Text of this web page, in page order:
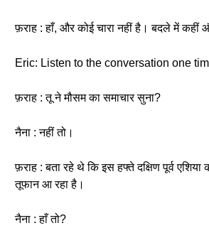
फ़राह : हाँ, और कोई चारा नहीं है। बदले में
Eric: Listen to the conversation one
फ़राह : तू ने मौसम का समाचार सुना?
नैना : नहीं तो।
फ़राह : बता रहे थे कि इस हफ्ते दक्षिण पूर्व
तूफान आ रहा है।
नैना : हाँ तो?